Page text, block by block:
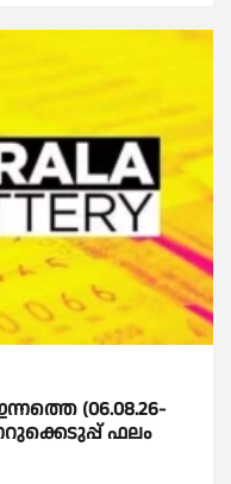
(06.08.26-
ഫലം